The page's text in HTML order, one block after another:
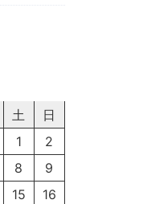
土
日
1
2
8
9
15
16